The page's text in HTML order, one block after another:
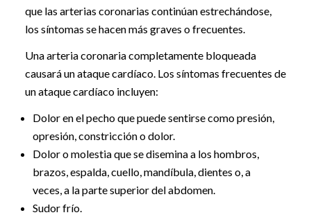
que las arterias coronarias continúan estrechándose,
los síntomas se hacen más graves o frecuentes.
Una arteria coronaria completamente bloqueada
causará un ataque cardíaco. Los síntomas frecuentes de
un ataque cardíaco incluyen:
Dolor en el pecho que puede sentirse como presión,
opresión, constricción o dolor.
Dolor o molestia que se disemina a los hombros,
brazos, espalda, cuello, mandíbula, dientes o, a
veces, a la parte superior del abdomen.
Sudor frío.